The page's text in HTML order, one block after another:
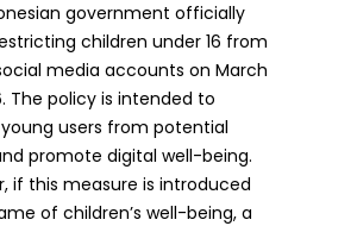
government officially
children under 16 from
media accounts on March
The policy is intended to
users from potential
promote digital well-being.
if this measure is introduced
of children’s well-being, a